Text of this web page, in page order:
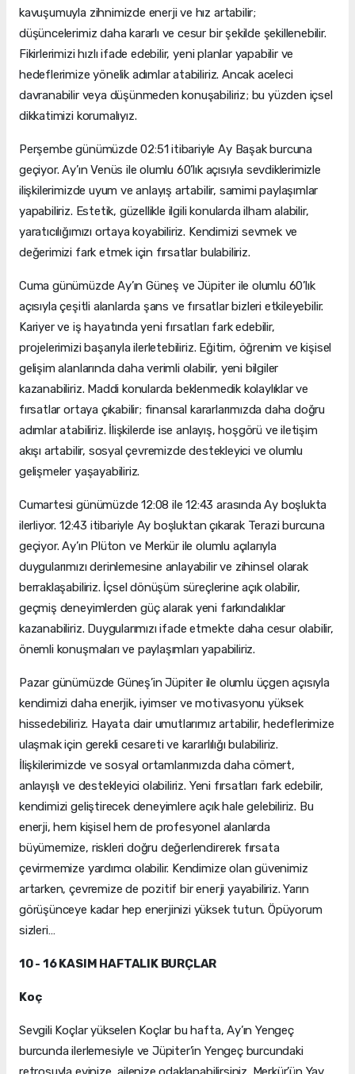
kavuşumuyla zihnimizde enerji ve hız artabilir;
düşüncelerimiz daha kararlı ve cesur bir şekilde şekillenebilir.
Fikirlerimizi hızlı ifade edebilir, yeni planlar yapabilir ve
hedeflerimize yönelik adımlar atabiliriz. Ancak aceleci
davranabilir veya düşünmeden konuşabiliriz; bu yüzden içsel
dikkatimizi korumalıyız.
Perşembe günümüzde 02:51 itibariyle Ay Başak burcuna
geçiyor. Ay’ın Venüs ile olumlu 60’lık açısıyla sevdiklerimizle
ilişkilerimizde uyum ve anlayış artabilir, samimi paylaşımlar
yapabiliriz. Estetik, güzellikle ilgili konularda ilham alabilir,
yaratıcılığımızı ortaya koyabiliriz. Kendimizi sevmek ve
değerimizi fark etmek için fırsatlar bulabiliriz.
Cuma günümüzde Ay’ın Güneş ve Jüpiter ile olumlu 60’lık
açısıyla çeşitli alanlarda şans ve fırsatlar bizleri etkileyebilir.
Kariyer ve iş hayatında yeni fırsatları fark edebilir,
projelerimizi başarıyla ilerletebiliriz. Eğitim, öğrenim ve kişisel
gelişim alanlarında daha verimli olabilir, yeni bilgiler
kazanabiliriz. Maddi konularda beklenmedik kolaylıklar ve
fırsatlar ortaya çıkabilir; finansal kararlarımızda daha doğru
adımlar atabiliriz. İlişkilerde ise anlayış, hoşgörü ve iletişim
akışı artabilir, sosyal çevremizde destekleyici ve olumlu
gelişmeler yaşayabiliriz.
Cumartesi günümüzde 12:08 ile 12:43 arasında Ay boşlukta
ilerliyor. 12:43 itibariyle Ay boşluktan çıkarak Terazi burcuna
geçiyor. Ay’ın Plüton ve Merkür ile olumlu açılarıyla
duygularımızı derinlemesine anlayabilir ve zihinsel olarak
berraklaşabiliriz. İçsel dönüşüm süreçlerine açık olabilir,
geçmiş deneyimlerden güç alarak yeni farkındalıklar
kazanabiliriz. Duygularımızı ifade etmekte daha cesur olabilir,
önemli konuşmaları ve paylaşımları yapabiliriz.
Pazar günümüzde Güneş’in Jüpiter ile olumlu üçgen açısıyla
kendimizi daha enerjik, iyimser ve motivasyonu yüksek
hissedebiliriz. Hayata dair umutlarımız artabilir, hedeflerimize
ulaşmak için gerekli cesareti ve kararlılığı bulabiliriz.
İlişkilerimizde ve sosyal ortamlarımızda daha cömert,
anlayışlı ve destekleyici olabiliriz. Yeni fırsatları fark edebilir,
kendimizi geliştirecek deneyimlere açık hale gelebiliriz. Bu
enerji, hem kişisel hem de profesyonel alanlarda
büyümemize, riskleri doğru değerlendirerek fırsata
çevirmemize yardımcı olabilir. Kendimize olan güvenimiz
artarken, çevremize de pozitif bir enerji yayabiliriz. Yarın
görüşünceye kadar hep enerjinizi yüksek tutun. Öpüyorum
sizleri…
10 - 16 KASIM HAFTALIK BURÇLAR
Koç
Sevgili Koçlar yükselen Koçlar bu hafta, Ay’ın Yengeç
burcunda ilerlemesiyle ve Jüpiter’in Yengeç burcundaki